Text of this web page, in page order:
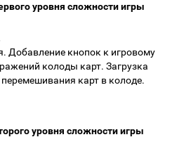
уровня сложности игры
Добавление кнопок к игровому
колоды карт. Загрузка
карт в колоде.
уровня сложности игры